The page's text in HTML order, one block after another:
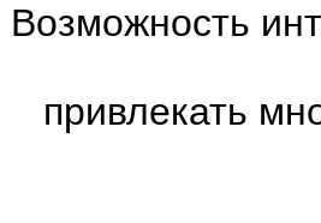
Возможность
привлекать